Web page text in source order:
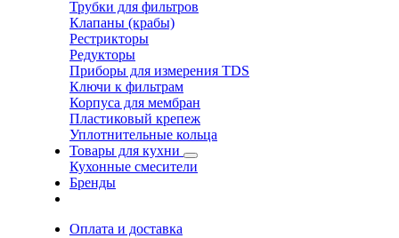
Трубки для фильтров
Клапаны (крабы)
Рестрикторы
Редукторы
Приборы для измерения TDS
Ключи к фильтрам
Корпуса для мембран
Пластиковый крепеж
Уплотнительные кольца
Товары для кухни
Кухонные смесители
Бренды
Оплата и доставка